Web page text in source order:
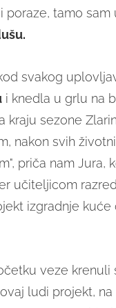
poraze, tamo sam
svakog
i knedla u grlu na
kraju sezone
nakon svih
priča nam Jura,
učiteljicom
izgradnje kuće
veze krenuli
ludi projekt, na